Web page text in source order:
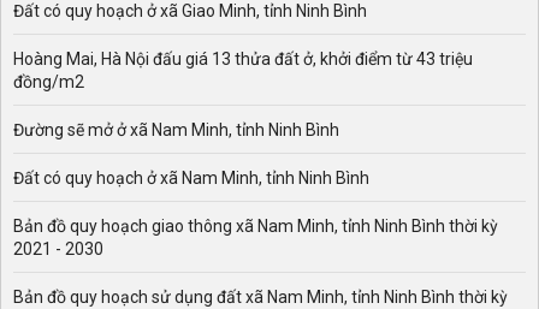
Đất có quy hoạch ở xã Giao Minh, tỉnh Ninh Bình
Hoàng Mai, Hà Nội đấu giá 13 thửa đất ở, khởi điểm từ 43 triệu
đồng/m2
Đường sẽ mở ở xã Nam Minh, tỉnh Ninh Bình
Đất có quy hoạch ở xã Nam Minh, tỉnh Ninh Bình
Bản đồ quy hoạch giao thông xã Nam Minh, tỉnh Ninh Bình thời kỳ
2021 - 2030
Bản đồ quy hoạch sử dụng đất xã Nam Minh, tỉnh Ninh Bình thời kỳ